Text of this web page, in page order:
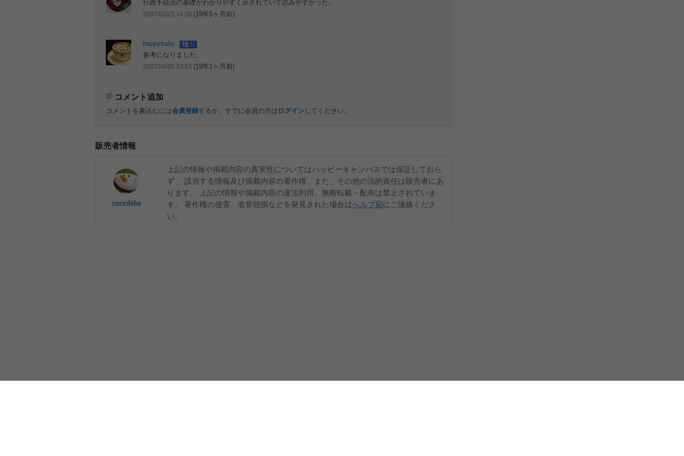
行政手続法の基礎がわかりやすく示されていて読みやすかった。
2007/02/25 14:20 (19年5ヶ月前)
happybaby
参考になりました。
2007/06/25 23:53 (19年1ヶ月前)
コメント追加
コメントを書込むには会員登録するか、すでに会員の方は ログイン してください。
販売者情報
yoroshiku
上記の情報や掲載内容の真実性についてはハッピーキャンパスでは保証しておら
ず、 該当する情報及び掲載内容の著作権、また、その他の法的責任は販売者にあ
ります。 上記の情報や掲載内容の違法利用、無断転載・配布は禁止されていま
す。 著作権の侵害、名誉毀損などを発見された場合はヘルプ宛にご連絡くださ
い。